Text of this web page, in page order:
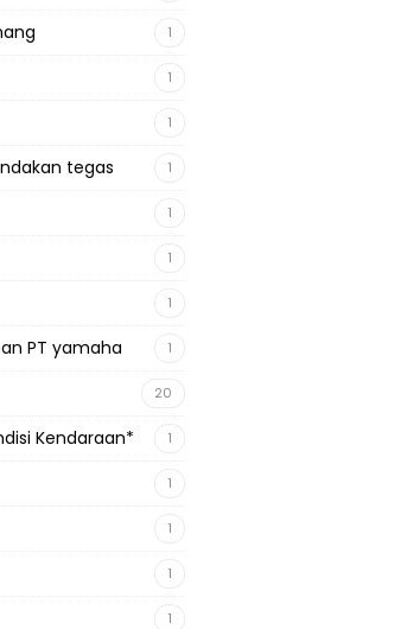
1
1
1
tegas 1
1
1
1
PT yamaha 1
20
Kendaraan* 1
1
1
1
1